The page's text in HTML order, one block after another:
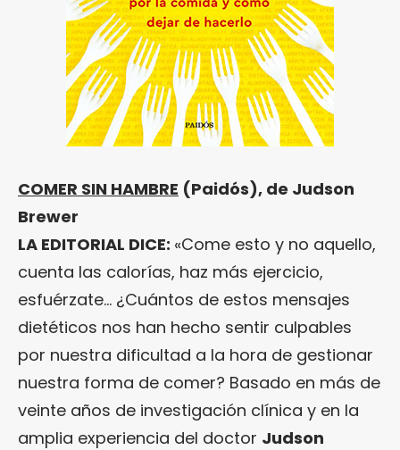
COMER SIN HAMBRE (Paidós), de Judson
Brewer
LA EDITORIAL DICE: «Come esto y no aquello,
cuenta las calorías, haz más ejercicio,
esfuérzate… ¿Cuántos de estos mensajes
dietéticos nos han hecho sentir culpables
por nuestra dificultad a la hora de gestionar
nuestra forma de comer? Basado en más de
veinte años de investigación clínica y en la
amplia experiencia del doctor Judson